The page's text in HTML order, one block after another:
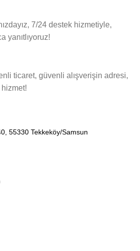
7/24 destek hizmetiyle,
yanıtlıyoruz!
ticaret, güvenli alışverişin adresi,
hizmet!
55330 Tekkeköy/Samsun